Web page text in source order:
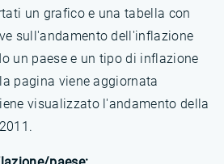
un grafico e una tabella con
sull'andamento dell'inflazione
un paese e un tipo di inflazione
pagina viene aggiornata
visualizzato l'andamento della